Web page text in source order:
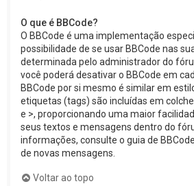
O que é BBCode?
O BBCode é uma implementação
possibilidade de se usar BBCode nas
determinada pelo administrador do
você poderá desativar o BBCode em
BBCode por si mesmo é similar em
etiquetas (tags) são incluídas em
e >, proporcionando uma maior
seus textos e mensagens dentro do
informações, consulte o guia de
de novas mensagens.
Voltar ao topo